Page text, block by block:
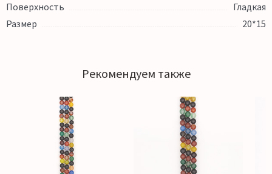
Поверхность
Гладкая
Размер
20*15
Рекомендуем также